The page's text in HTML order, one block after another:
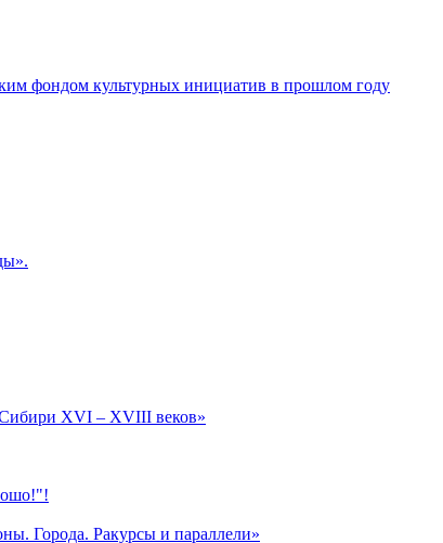
фондом культурных инициатив в прошлом году
Сибири XVI – XVIII веков»
Города. Ракурсы и параллели»